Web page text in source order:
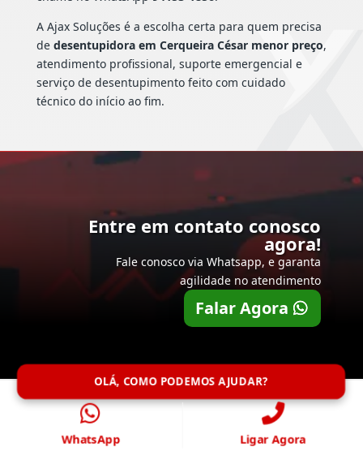
A Ajax Soluções é a escolha certa para quem precisa
de desentupidora em Cerqueira César menor preço,
atendimento profissional, suporte emergencial e
serviço de desentupimento feito com cuidado
técnico do início ao fim.
Entre em contato conosco
agora!
Fale conosco via Whatsapp, e garanta
agilidade no atendimento
Falar Agora
OLÁ, COMO PODEMOS AJUDAR?
WhatsApp Ligar Agora